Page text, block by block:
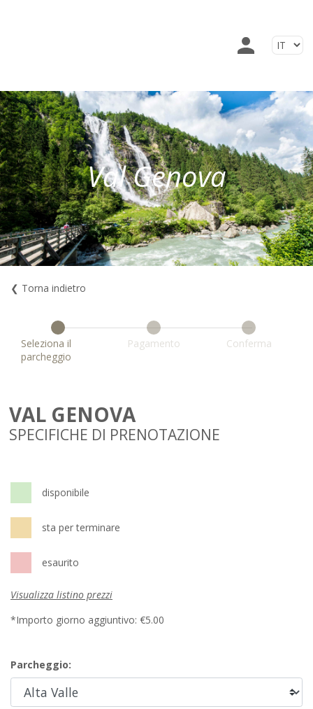
Val Genova
❮ Torna indietro
Seleziona il
parcheggio
Pagamento Conferma
VAL GENOVA
SPECIFICHE DI PRENOTAZIONE
disponibile
sta per terminare
esaurito
Visualizza listino prezzi
*Importo giorno aggiuntivo: €5.00
Parcheggio: